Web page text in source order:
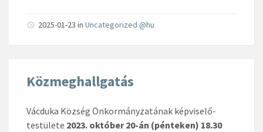
2025-01-23 in Uncategorized @hu
Közmeghallgatás
Vácduka Község Önkormányzatának képviselő-
testülete 2023. október 20-án (pénteken) 18.30